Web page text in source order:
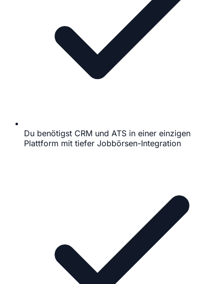
Du benötigst CRM und ATS in einer einzigen
Plattform mit tiefer Jobbörsen-Integration